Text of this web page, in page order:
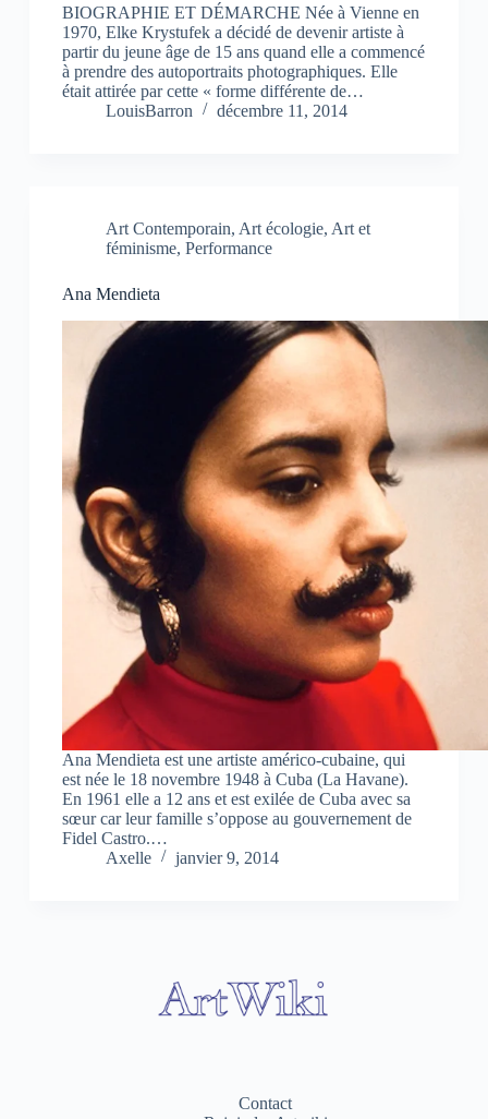
BIOGRAPHIE ET DÉMARCHE Née à Vienne en
1970, Elke Krystufek a décidé de devenir artiste à
partir du jeune âge de 15 ans quand elle a commencé
à prendre des autoportraits photographiques. Elle
était attirée par cette « forme différente de…
LouisBarron
décembre 11, 2014
Art Contemporain, Art écologie, Art et
féminisme, Performance
Ana Mendieta
Ana Mendieta est une artiste américo-cubaine, qui
est née le 18 novembre 1948 à Cuba (La Havane).
En 1961 elle a 12 ans et est exilée de Cuba avec sa
sœur car leur famille s’oppose au gouvernement de
Fidel Castro.…
Axelle
janvier 9, 2014
Contact